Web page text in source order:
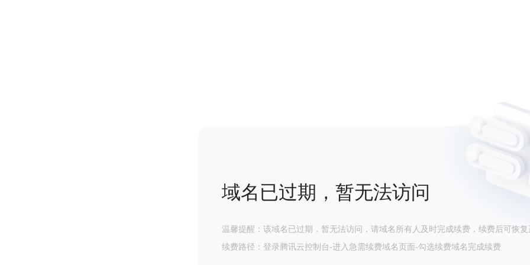
域名已过期，暂无法访问
温馨提醒：该域名已过期，暂无法访问，请域名所有人及时完成续费，续费后可恢复
续费路径：登录腾讯云控制台-进入急需续费域名页面-勾选续费域名完成续费